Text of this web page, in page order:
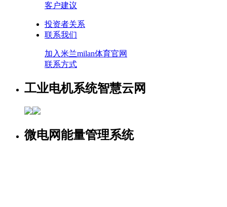
客户建议
投资者关系
联系我们
加入米兰milan体育官网
联系方式
工业电机系统智慧云网
微电网能量管理系统